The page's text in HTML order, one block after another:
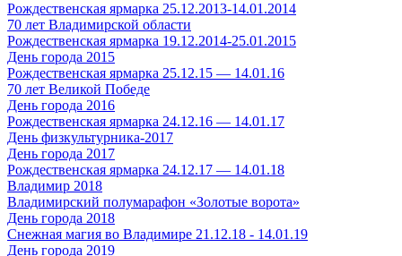
Рождественская ярмарка 25.12.2013-14.01.2014
70 лет Владимирской области
Рождественская ярмарка 19.12.2014-25.01.2015
День города 2015
Рождественская ярмарка 25.12.15 — 14.01.16
70 лет Великой Победе
День города 2016
Рождественская ярмарка 24.12.16 — 14.01.17
День физкультурника-2017
День города 2017
Рождественская ярмарка 24.12.17 — 14.01.18
Владимир 2018
Владимирский полумарафон «Золотые ворота»
День города 2018
Снежная магия во Владимире 21.12.18 - 14.01.19
День города 2019